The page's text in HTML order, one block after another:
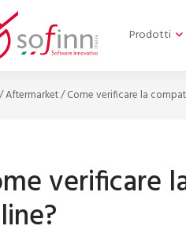
Prodotti
/Aftermarket/Come verificare la
verificare